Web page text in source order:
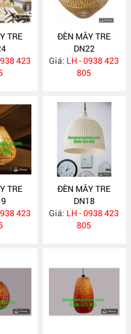
TRE
423
ĐÈN MÂY TRE
DN22
Giá: LH - 0938 423
805
TRE
423
ĐÈN MÂY TRE
DN18
Giá: LH - 0938 423
805